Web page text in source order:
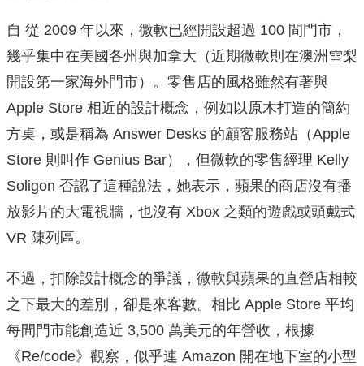
自 從 2009 年以來，微軟已經開設超過 100 間門市，
幾乎集中在美國各州與加拿大（近期微軟則在澳洲雪梨
開設第一家海外門市）。零售店的風格雖然有著與
Apple Store 相近的設計概念，例如以原木打造的簡約
方桌，或是稱為 Answer Desks 的顧客服務站（Apple
Store 則叫作 Genius Bar），但微軟的零售經理 Kelly
Soligon 否認了這種說法，她表示，蘋果的商店沒有播
放影片的大電視牆，也沒有 Xbox 之類的遊戲或頭戴式
VR 陳列區。
不過，扣除設計概念的爭議，微軟與蘋果的直營店相較
之下最大的差別，卻是來客數。相比 Apple Store 平均
每間門市能創造近 3,500 萬美元的年營收，根據
《Re/code》觀察，似乎連 Amazon 開在地下室的小型